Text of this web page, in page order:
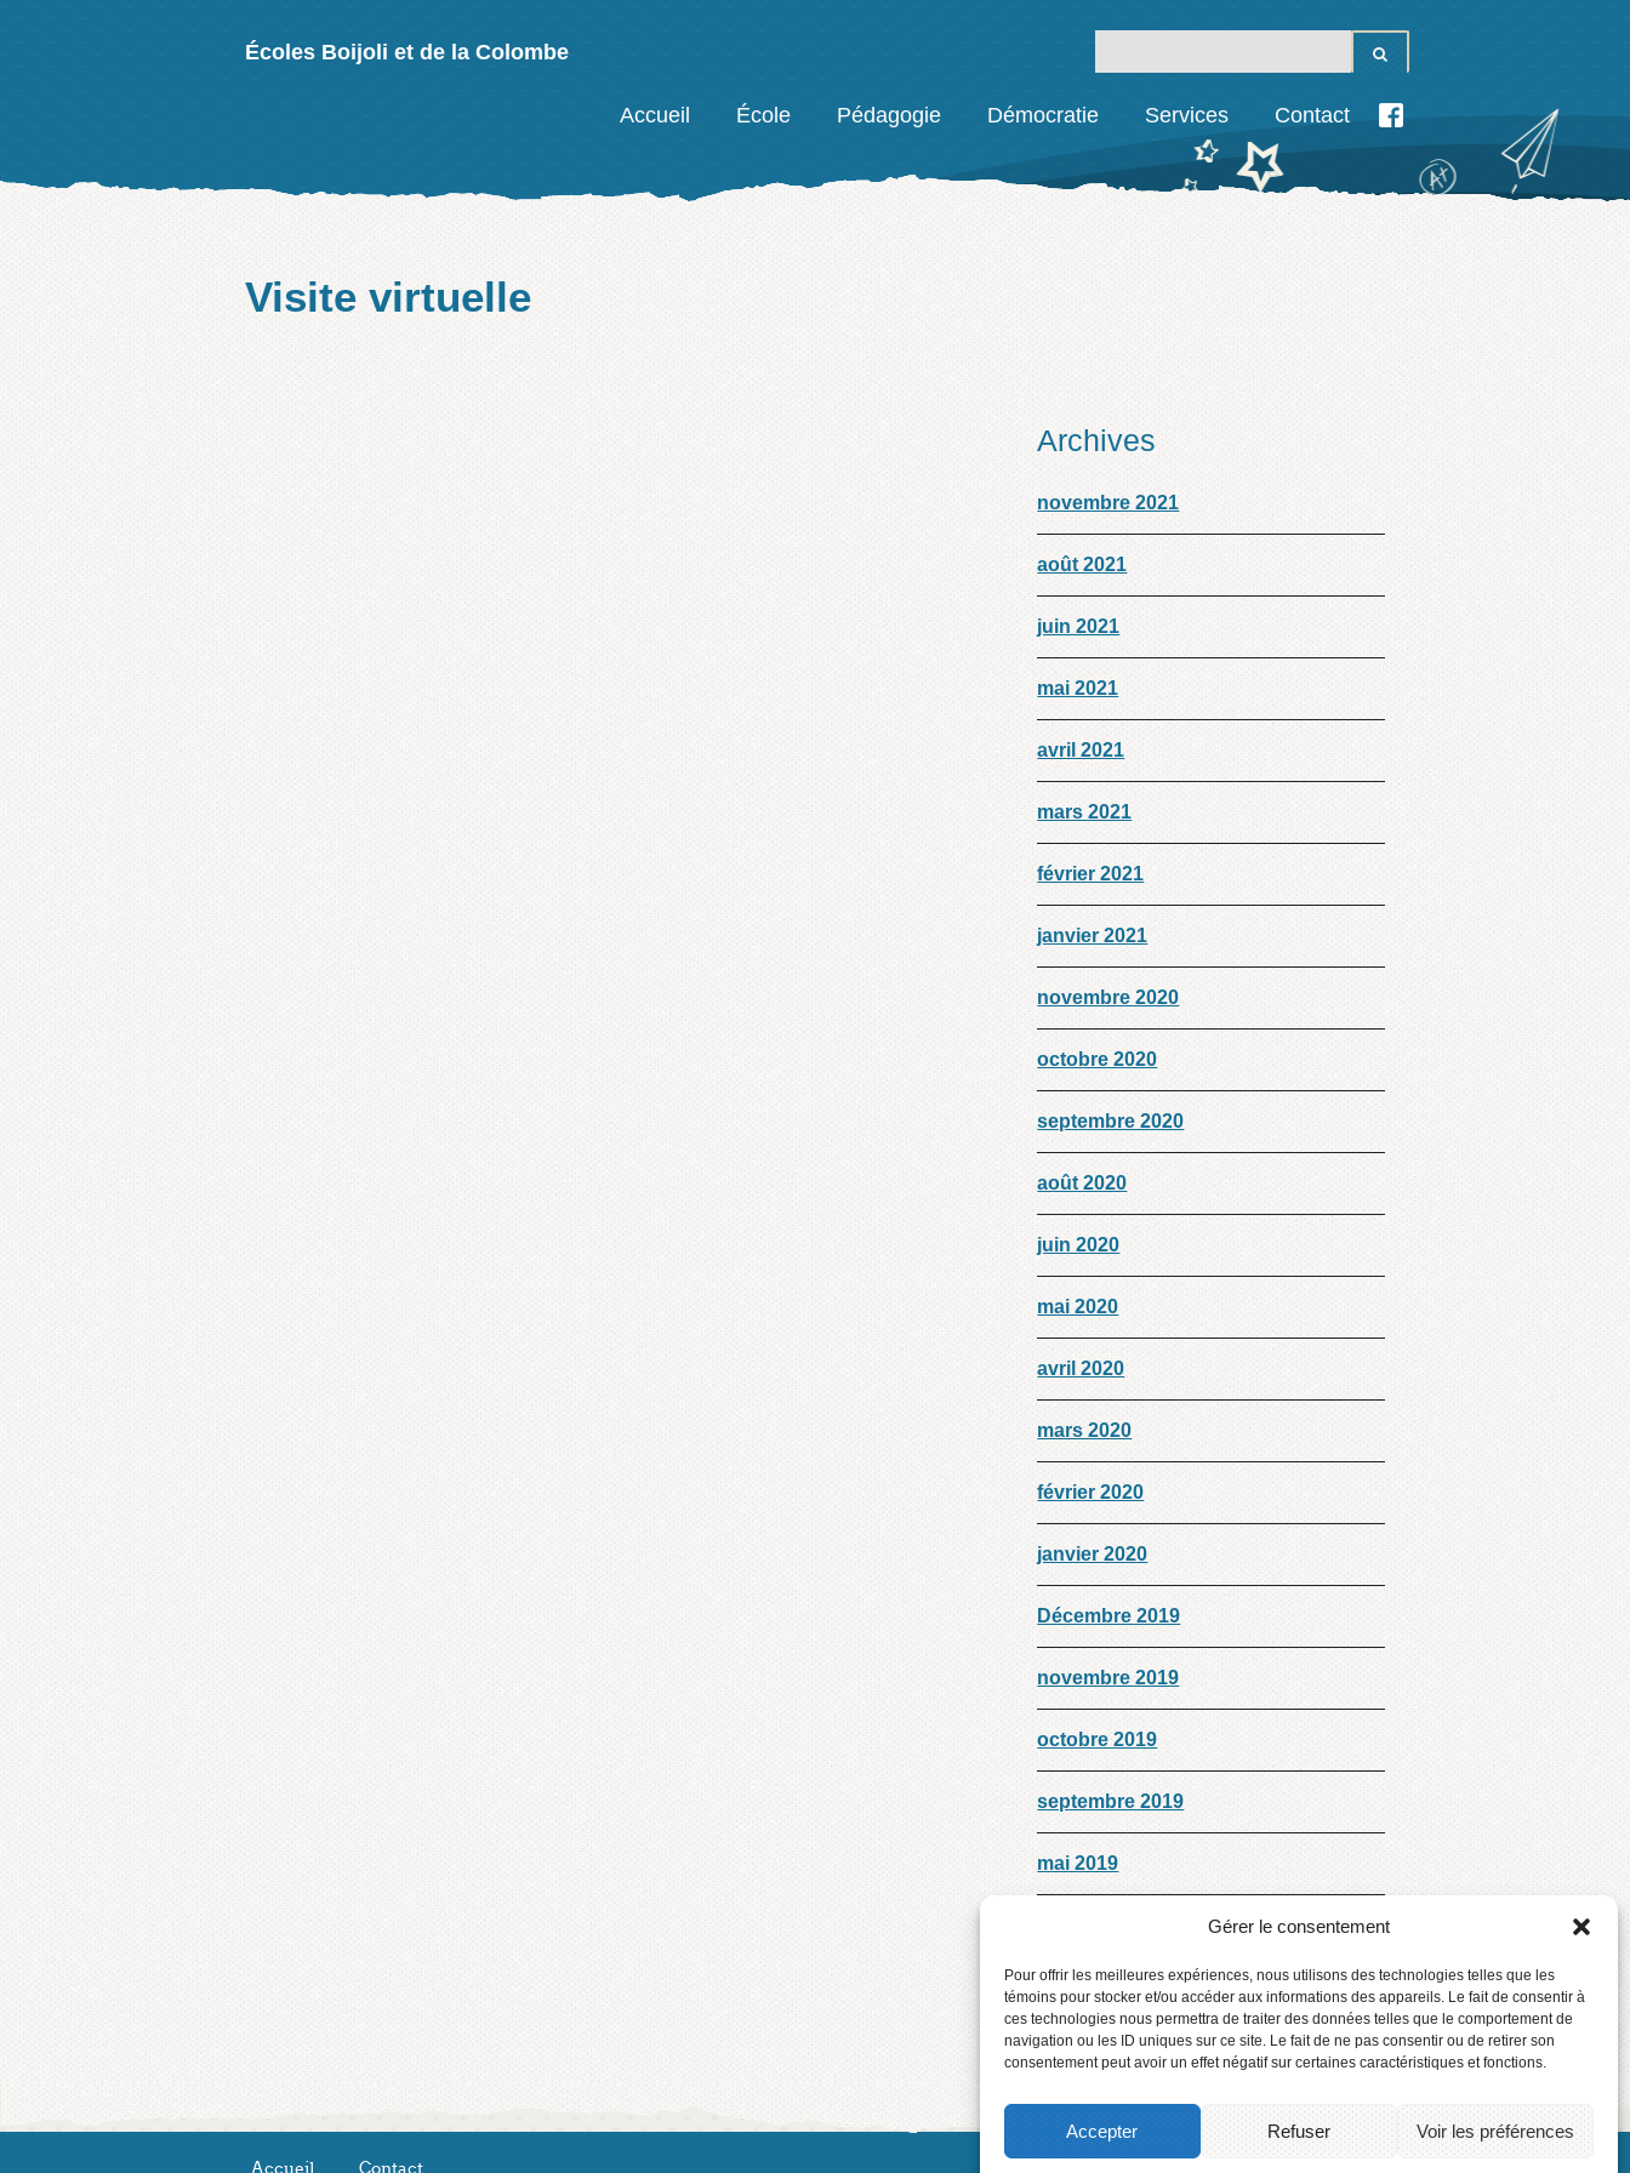
Gérer le consentement
Pour offrir les meilleures expériences, nous utilisons des technologies telles que les
témoins pour stocker et/ou accéder aux informations des appareils. Le fait de consentir à
ces technologies nous permettra de traiter des données telles que le comportement de
navigation ou les ID uniques sur ce site. Le fait de ne pas consentir ou de retirer son
consentement peut avoir un effet négatif sur certaines caractéristiques et fonctions.
Accepter Refuser Voir les préférences
Écoles Boijoli et de la Colombe
Accueil École Pédagogie Démocratie Services Contact
Facebook
Visite virtuelle
Archives
novembre 2021
août 2021
juin 2021
mai 2021
avril 2021
mars 2021
février 2021
janvier 2021
novembre 2020
octobre 2020
septembre 2020
août 2020
juin 2020
mai 2020
avril 2020
mars 2020
février 2020
janvier 2020
Décembre 2019
novembre 2019
octobre 2019
septembre 2019
mai 2019
Décembre 2018
Accueil Contact